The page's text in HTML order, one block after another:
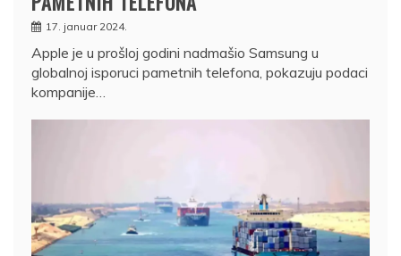
17. januar 2024.
Apple je u prošloj godini nadmašio Samsung u
globalnoj isporuci pametnih telefona, pokazuju podaci
kompanije…